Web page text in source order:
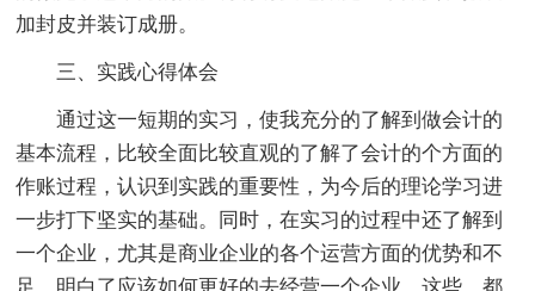
加封皮并装订成册。
三、实践心得体会
通过这一短期的实习，使我充分的了解到做会计的
基本流程，比较全面比较直观的了解了会计的个方面的
作账过程，认识到实践的重要性，为今后的理论学习进
一步打下坚实的基础。同时，在实习的过程中还了解到
一个企业，尤其是商业企业的各个运营方面的优势和不